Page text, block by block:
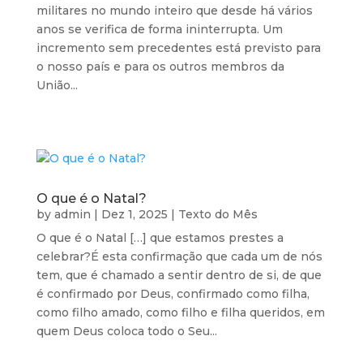
militares no mundo inteiro que desde há vários
anos se verifica de forma ininterrupta. Um
incremento sem precedentes está previsto para
o nosso país e para os outros membros da
União...
O que é o Natal?
by admin | Dez 1, 2025 | Texto do Mês
O que é o Natal […] que estamos prestes a
celebrar?É esta confirmação que cada um de nós
tem, que é chamado a sentir dentro de si, de que
é confirmado por Deus, confirmado como filha,
como filho amado, como filho e filha queridos, em
quem Deus coloca todo o Seu...